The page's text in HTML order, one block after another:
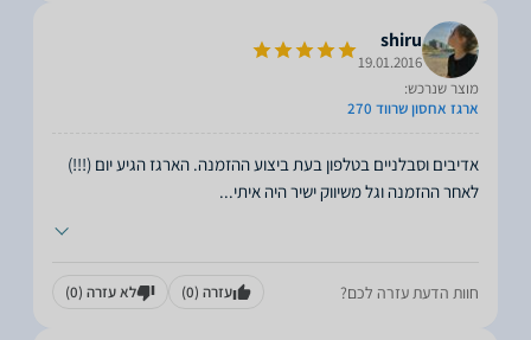
shiru
19.01.2016
מוצר שנרכש:
ארגז אחסון שרווד 270
אדיבים וסבלניים בטלפון בעת ביצוע ההזמנה. הארגז הגיע יום (!!!)
לאחר ההזמנה וגל משיווק ישיר היה איתי...
חוות הדעת עזרה לכם? עזרה (0) לא עזרה (0)